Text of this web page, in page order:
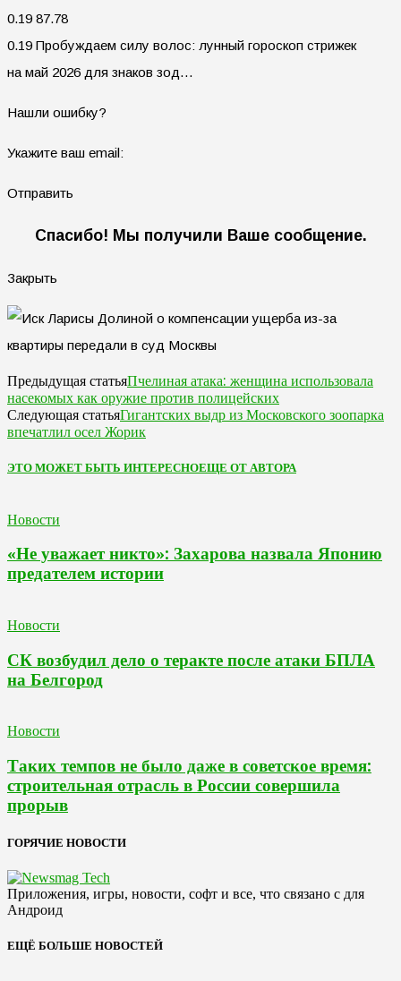
0.19 87.78
0.19 Пробуждаем силу волос: лунный гороскоп стрижек
на май 2026 для знаков зод…
Нашли ошибку?
Укажите ваш email:
Отправить
Спасибо! Мы получили Ваше сообщение.
Закрыть
Предыдущая статьяПчелиная атака: женщина использовала
насекомых как оружие против полицейских
Следующая статьяГигантских выдр из Московского зоопарка
впечатлил осел Жорик
ЭТО МОЖЕТ БЫТЬ ИНТЕРЕСНОЕЩЕ ОТ АВТОРА
Новости
«Не уважает никто»: Захарова назвала Японию
предателем истории
Новости
СК возбудил дело о теракте после атаки БПЛА
на Белгород
Новости
Таких темпов не было даже в советское время:
строительная отрасль в России совершила
прорыв
ГОРЯЧИЕ НОВОСТИ
Приложения, игры, новости, софт и все, что связано с для
Андроид
ЕЩЁ БОЛЬШЕ НОВОСТЕЙ